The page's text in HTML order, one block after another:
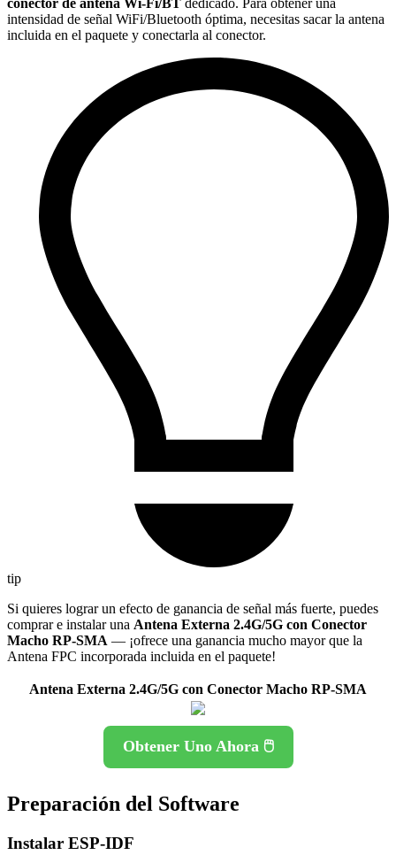
conector de antena Wi-Fi/BT dedicado. Para obtener una
intensidad de señal WiFi/Bluetooth óptima, necesitas sacar la antena
incluida en el paquete y conectarla al conector.
tip
Si quieres lograr un efecto de ganancia de señal más fuerte, puedes
comprar e instalar una Antena Externa 2.4G/5G con Conector
Macho RP-SMA — ¡ofrece una ganancia mucho mayor que la
Antena FPC incorporada incluida en el paquete!
Antena Externa 2.4G/5G con Conector Macho RP-SMA
Obtener Uno Ahora 🖱️
Preparación del Software
Instalar ESP-IDF